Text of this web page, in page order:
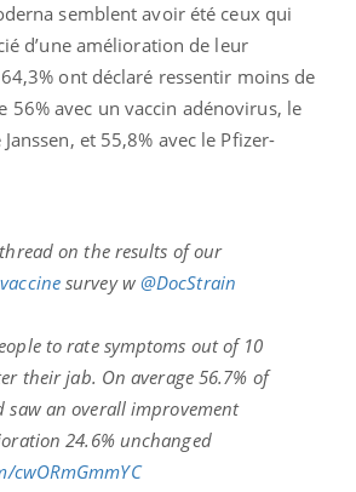
semblent avoir été ceux qui
d’une amélioration de leur
ont déclaré ressentir moins de
56% avec un vaccin adénovirus, le
et 55,8% avec le Pfizer-
thread on the results of our
survey w @DocStrain
to rate symptoms out of 10
their jab. On average 56.7% of
saw an overall improvement
24.6% unchanged
cwORmGmmYC